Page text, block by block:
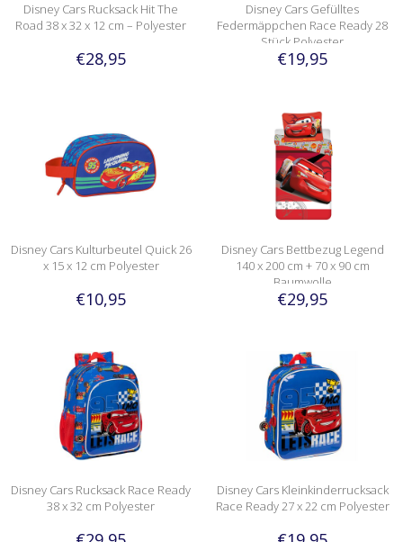
Disney Cars Rucksack Hit The
Road 38 x 32 x 12 cm – Polyester
€28,95
Disney Cars Gefülltes
Federmäppchen Race Ready 28
Stück Polyester
€19,95
Disney Cars Kulturbeutel Quick 26
x 15 x 12 cm Polyester
€10,95
Disney Cars Bettbezug Legend
140 x 200 cm + 70 x 90 cm
Baumwolle
€29,95
Disney Cars Rucksack Race Ready
38 x 32 cm Polyester
Disney Cars Kleinkinderrucksack
Race Ready 27 x 22 cm Polyester